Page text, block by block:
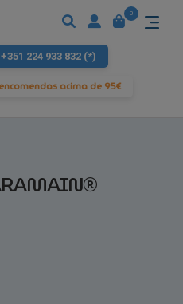
+351 224 933 832 (*)
acima de 95€
0